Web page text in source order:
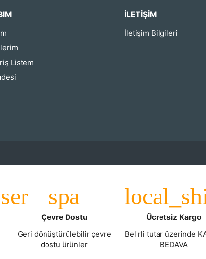
Listem
İLETIŞIM
İletişim Bilgileri
Çevre Dostu
Geri dönüştürülebilir çevre
dostu ürünler
Ücretsiz Kargo
Belirli tutar üzerinde
BEDAVA